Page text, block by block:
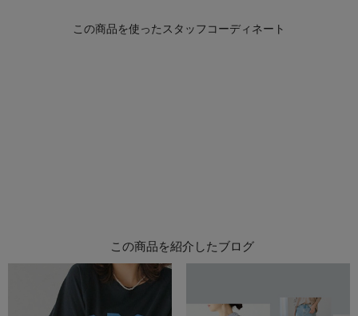
この商品を紹介したブログ